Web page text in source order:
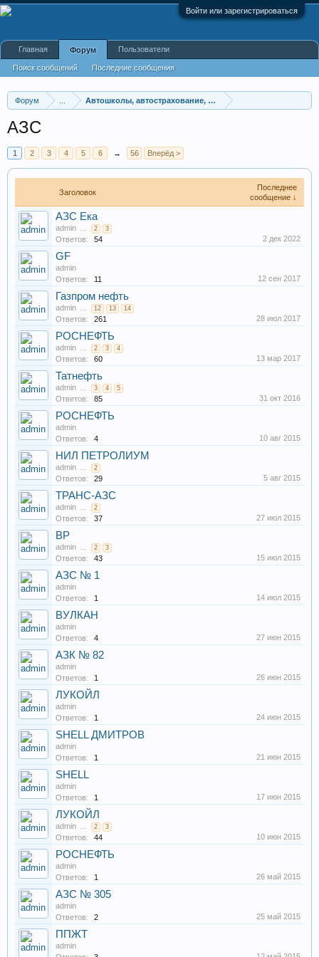
Войти или зарегистрироваться
Форум Автошколы, автострахование, медкомиссии
АЗС
1 2 3 4 5 6 → 56 Вперёд >
Заголовок
Последнее
сообщение ↓
АЗС Ека
admin ... 2 3
Ответов: 54 2 дек 2022
GF
admin
Ответов:
11 12 сен 2017
Газпром нефть
admin ... 12 13 14
Ответов: 261 28 июл 2017
РОСНЕФТЬ
admin ... 2 3 4
Ответов: 60 13 мар 2017
Татнефть
admin ... 3 4 5
Ответов: 85 31 окт 2016
РОСНЕФТЬ
admin
Ответов:
4 10 авг 2015
НИЛ ПЕТРОЛИУМ
admin ... 2
Ответов: 29 5 авг 2015
ТРАНС-АЗС
admin ... 2
Ответов: 37 27 июл 2015
BP
admin ... 2 3
Ответов: 43 15 июл 2015
АЗС № 1
admin
Ответов:
1 14 июл 2015
ВУЛКАН
admin
Ответов:
4 27 июн 2015
АЗК № 82
admin
Ответов:
1 26 июн 2015
ЛУКОЙЛ
admin
Ответов:
1 24 июн 2015
SHELL ДМИТРОВ
admin
Ответов:
1 21 июн 2015
SHELL
admin
Ответов:
1 17 июн 2015
ЛУКОЙЛ
admin ... 2 3
Ответов: 44 10 июн 2015
РОСНЕФТЬ
admin
Ответов:
1 26 май 2015
АЗС № 305
admin
Ответов:
2 25 май 2015
ППЖТ
admin
Главная Форум
Поиск сообщений Последние сообщения
Пользователи